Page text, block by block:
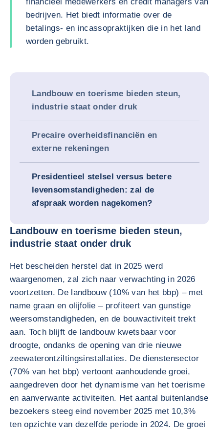
bedrijven. Het biedt informatie over de
betalings- en incassopraktijken die in het land
worden gebruikt.
Landbouw en toerisme bieden steun,
industrie staat onder druk
Precaire overheidsfinanciën en
externe rekeningen
Presidentieel stelsel versus betere
levensomstandigheden: zal de
afspraak worden nagekomen?
Landbouw en toerisme bieden steun,
industrie staat onder druk
Het bescheiden herstel dat in 2025 werd
waargenomen, zal zich naar verwachting in 2026
voortzetten. De landbouw (10% van het bbp) – met
name graan en olijfolie – profiteert van gunstige
weersomstandigheden, en de bouwactiviteit trekt
aan. Toch blijft de landbouw kwetsbaar voor
droogte, ondanks de opening van drie nieuwe
zeewaterontziltingsinstallaties. De dienstensector
(70% van het bbp) vertoont aanhoudende groei,
aangedreven door het dynamisme van het toerisme
en aanverwante activiteiten. Het aantal buitenlandse
bezoekers steeg eind november 2025 met 10,3%
ten opzichte van dezelfde periode in 2024. De groei